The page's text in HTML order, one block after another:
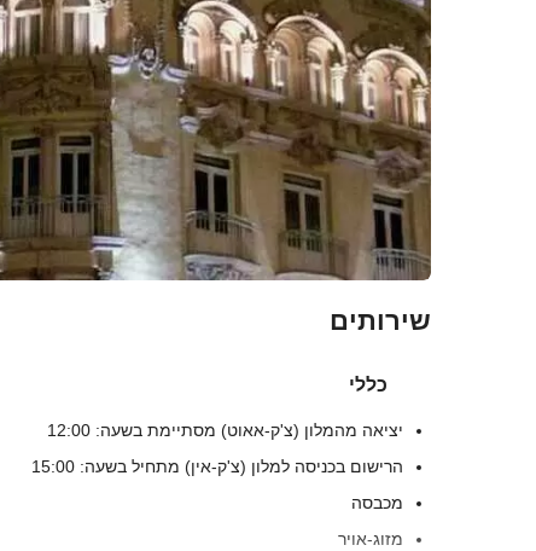
שירותים
כללי
יציאה מהמלון (צ'ק-אאוט) מסתיימת בשעה: 12:00
הרישום בכניסה למלון (צ'ק-אין) מתחיל בשעה: 15:00
מכבסה
מזוג-אויר